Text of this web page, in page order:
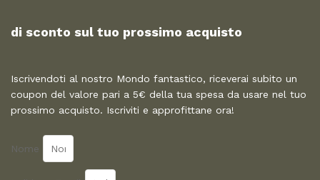
di sconto sul tuo prossimo acquisto​
Iscrivendoti al nostro Mondo fantastico, riceverai subito un
coupon del valore pari a 5€ della tua spesa da usare nel tuo
prossimo acquisto. Iscriviti e approfittane ora!
Nome